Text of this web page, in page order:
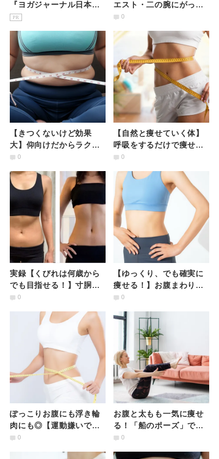
『ヨガジャーナル日本
版』予約購読のご案内
PR
エスト・二の腕にがっつ
り効く】気になる２か所
ク」
0
【きつくないけど効果
大】仰向けだからラク＆
無理せずできる！ぽっこ
ング
0
【自然と痩せていく体】
呼吸をするだけで痩せ
る？肋骨に意識を向ける
ーニング
0
実録【くびれは何歳から
でも目指せる！】寸胴な
私が引き締まったウエス
0
【ゆっくり、でも確実に
痩せる！】お腹まわりを
スッキリさせたい人のた
0
ぽっこりお腹にも浮き輪
肉にも◎【運動嫌いでも
大丈夫】腹斜筋＆腹横筋
0
お腹と太もも一気に痩せ
る！「船のポーズ」で脂
肪燃焼＆引き締め効果を
0